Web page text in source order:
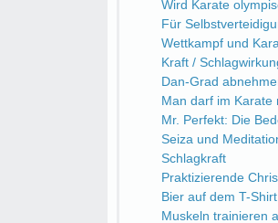
Wird Karate
Für
Wettkampf und
Kraft /
Dan-Grad
Man darf im Karate
Mr. Perfekt: Die
Seiza und
Schlagkraft
Praktizierende
Bier auf dem T-Shirt
Muskeln trainieren